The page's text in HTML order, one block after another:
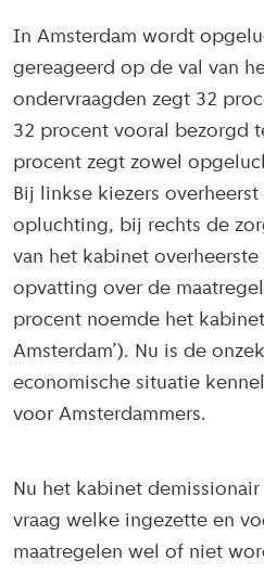
In Amsterdam wordt
gereageerd op de val van
ondervraagden zegt 32
32 procent vooral bezorgd
procent zegt zowel
Bij linkse kiezers
opluchting, bij rechts de
van het kabinet
opvatting over de
procent noemde het
Amsterdam’). Nu is de
economische situatie
voor Amsterdammers.
Nu het kabinet
vraag welke ingezette en
maatregelen wel of niet